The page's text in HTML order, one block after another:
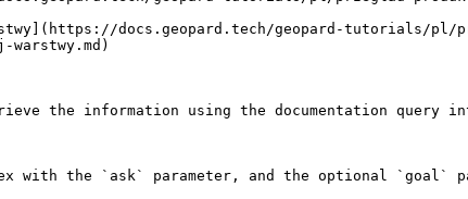
docs.geopard.tech/geopard-tutorials/pl/
the information using the documentation query
with the `ask` parameter, and the optional `goal`